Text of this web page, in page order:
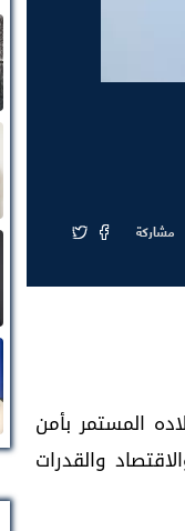
مشاركة
المستمر بأمن
والقدرات